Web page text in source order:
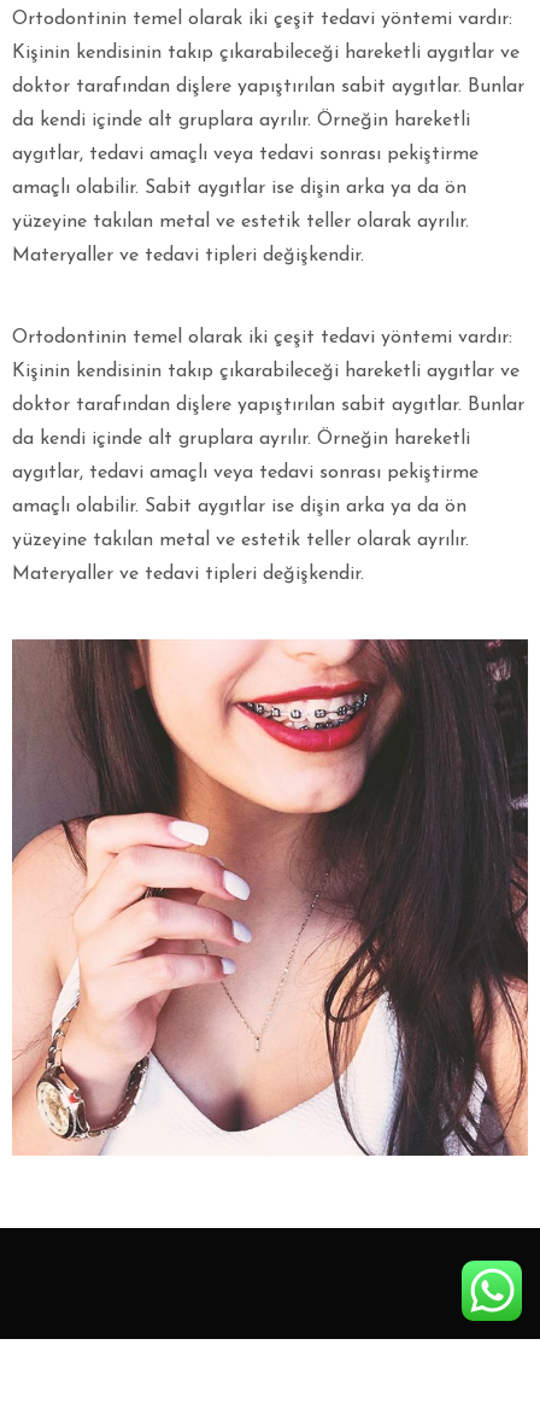
Ortodontinin temel olarak iki çeşit tedavi yöntemi vardır:
Kişinin kendisinin takıp çıkarabileceği hareketli aygıtlar ve
doktor tarafından dişlere yapıştırılan sabit aygıtlar. Bunlar
da kendi içinde alt gruplara ayrılır. Örneğin hareketli
aygıtlar, tedavi amaçlı veya tedavi sonrası pekiştirme
amaçlı olabilir. Sabit aygıtlar ise dişin arka ya da ön
yüzeyine takılan metal ve estetik teller olarak ayrılır.
Materyaller ve tedavi tipleri değişkendir.
Ortodontinin temel olarak iki çeşit tedavi yöntemi vardır:
Kişinin kendisinin takıp çıkarabileceği hareketli aygıtlar ve
doktor tarafından dişlere yapıştırılan sabit aygıtlar. Bunlar
da kendi içinde alt gruplara ayrılır. Örneğin hareketli
aygıtlar, tedavi amaçlı veya tedavi sonrası pekiştirme
amaçlı olabilir. Sabit aygıtlar ise dişin arka ya da ön
yüzeyine takılan metal ve estetik teller olarak ayrılır.
Materyaller ve tedavi tipleri değişkendir.